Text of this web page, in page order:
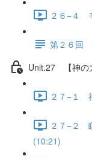
２６−４
第２６回
Unit.27 【神の
２７−１
２７−２
(10:21)